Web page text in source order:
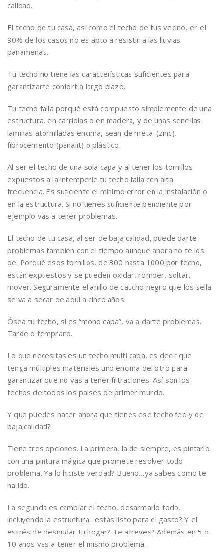
calidad.
El techo de tu casa, así como el techo de tus vecino, en el
90% de los casos no es apto a resistir a las lluvias
panameñas.
Tu techo no tiene las características suficientes para
garantizarte confort a largo plazo.
Tu techo falla porqué está compuesto simplemente de una
estructura, en carriolas o en madera, y de unas sencillas
laminas atornilladas encima, sean de metal (zinc),
fibrocemento (panalit) o plástico.
Al ser el techo de una sola capa y al tener los tornillos
expuestos a la intemperie tu techo falla con alta
frecuencia. Es suficiente el mínimo error en la instalación o
en la estructura. Si no tienes suficiente pendiente por
ejemplo vas a tener problemas.
El techo de tu casa, al ser de baja calidad, puede darte
problemas también con el tiempo aunque ahora no te los
de. Porqué esos tornillos, de 300 hasta 1000 por techo,
están expuestos y se pueden oxidar, romper, soltar,
mover. Seguramente el anillo de caucho negro que los sella
se va a secar de aquí a cinco años.
Ósea tu techo, si es “mono capa”, va a darte problemas.
Tarde o temprano.
Lo que necesitas es un techo multi capa, es decir que
tenga múltiples materiales uno encima del otro para
garantizar que no vas a tener filtraciones. Así son los
techos de todos los países de primer mundo.
Y que puedes hacer ahora que tienes ese techo feo y de
baja calidad?
Tiene tres opciones. La primera, la de siempre, es pintarlo
con una pintura mágica que promete resolver todo
problema. Ya lo hiciste verdad? Bueno…ya sabes como te
ha ido.
La segunda es cambiar el techo, desarmarlo todo,
incluyendo la estructura…estás listo para el gasto? Y el
estrés de desnudar tu hogar? Te atreves? Además en 5 o
10 años vas a tener el mismo problema.